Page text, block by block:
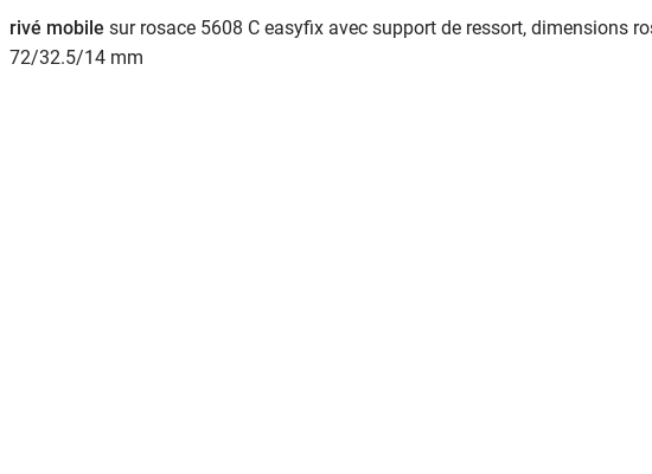
rivé mobile sur rosace 5608 C easyfix avec support de ressort, dimensions
72/32.5/14 mm